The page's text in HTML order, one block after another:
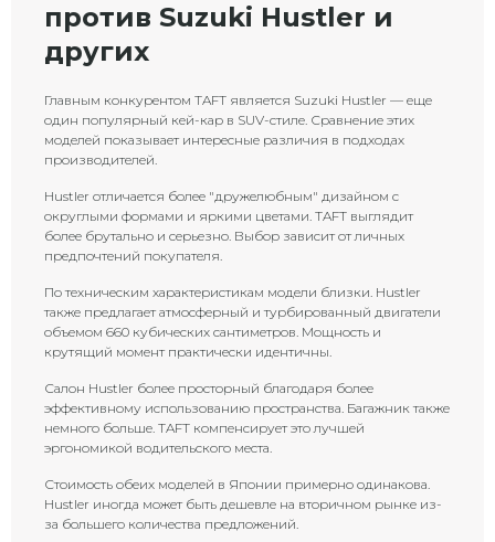
против Suzuki Hustler и
других
Главным конкурентом TAFT является Suzuki Hustler — еще
один популярный кей-кар в SUV-стиле. Сравнение этих
моделей показывает интересные различия в подходах
производителей.
Hustler отличается более "дружелюбным" дизайном с
округлыми формами и яркими цветами. TAFT выглядит
более брутально и серьезно. Выбор зависит от личных
предпочтений покупателя.
По техническим характеристикам модели близки. Hustler
также предлагает атмосферный и турбированный двигатели
объемом 660 кубических сантиметров. Мощность и
крутящий момент практически идентичны.
Салон Hustler более просторный благодаря более
эффективному использованию пространства. Багажник также
немного больше. TAFT компенсирует это лучшей
эргономикой водительского места.
Стоимость обеих моделей в Японии примерно одинакова.
Hustler иногда может быть дешевле на вторичном рынке из-
за большего количества предложений.